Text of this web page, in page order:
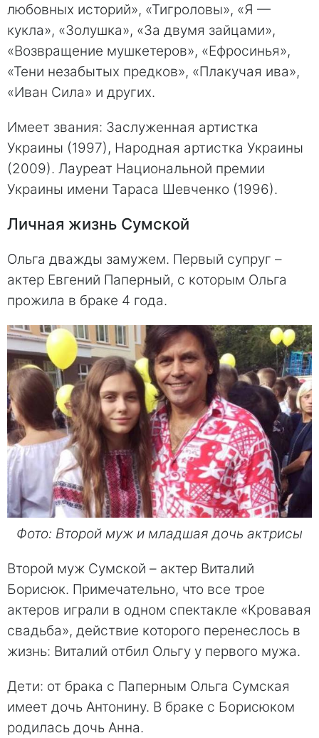
любовных историй», «Тигроловы», «Я —
кукла», «Золушка», «За двумя зайцами»,
«Возвращение мушкетеров», «Ефросинья»,
«Тени незабытых предков», «Плакучая ива»,
«Иван Сила» и других.
Имеет звания: Заслуженная артистка
Украины (1997), Народная артистка Украины
(2009). Лауреат Национальной премии
Украины имени Тараса Шевченко (1996).
Личная жизнь Сумской
Ольга дважды замужем. Первый супруг –
актер Евгений Паперный, с которым Ольга
прожила в браке 4 года.
Фото: Второй муж и младшая дочь актрисы
Второй муж Сумской – актер Виталий
Борисюк. Примечательно, что все трое
актеров играли в одном спектакле «Кровавая
свадьба», действие которого перенеслось в
жизнь: Виталий отбил Ольгу у первого мужа.
Дети: от брака с Паперным Ольга Сумская
имеет дочь Антонину. В браке с Борисюком
родилась дочь Анна.